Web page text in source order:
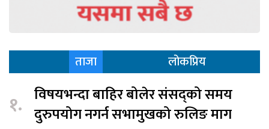
ताजा लोकप्रिय
१. विषयभन्दा बाहिर बोलेर संसद्को समय
दुरुपयोग नगर्न सभामुखको रुलिङ माग